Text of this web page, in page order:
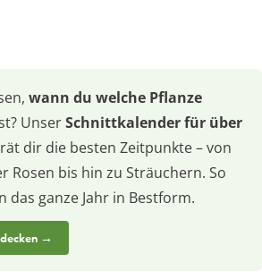
wann du welche Pflanze
UnserSchnittkalender für über
dir die besten Zeitpunkte – von
Rosen bis hin zu Sträuchern. So
das ganze Jahr in Bestform.
→